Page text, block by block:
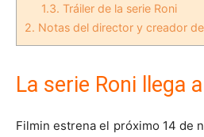
1.3. Tráiler de la serie Roni
2. Notas del director y creador
La serie Roni llega
Filmin estrena el próximo 14 de